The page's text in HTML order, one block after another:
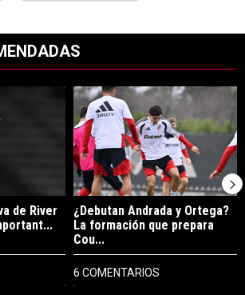
con el título "Kevin Castaño se va de
de River
Un artículo de tendencia con el
¿Debutan Andrada y Ortega?
La formación que prepara
Cou...
6 COMENTARIOS